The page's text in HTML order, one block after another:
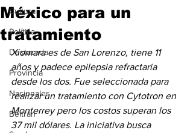
Cultura
Política
Destacada
Provincia
Nacionales
Beltrán
México para un
tratamiento
Xiomara es de San Lorenzo, tiene 11
años y padece epilepsia refractaria
desde los dos. Fue seleccionada para
realizar un tratamiento con Cytotron en
Monterrey pero los costos superan los
37 mil dólares. La iniciativa busca